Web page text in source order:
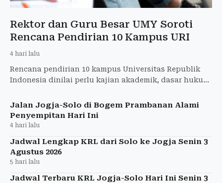
Rektor dan Guru Besar UMY Soroti
Rencana Pendirian 10 Kampus URI
4 hari lalu
Rencana pendirian 10 kampus Universitas Republik
Indonesia dinilai perlu kajian akademik, dasar hukum
Jalan Jogja-Solo di Bogem Prambanan Alami
Penyempitan Hari Ini
4 hari lalu
Jadwal Lengkap KRL dari Solo ke Jogja Senin 3
Agustus 2026
5 hari lalu
Jadwal Terbaru KRL Jogja-Solo Hari Ini Senin 3